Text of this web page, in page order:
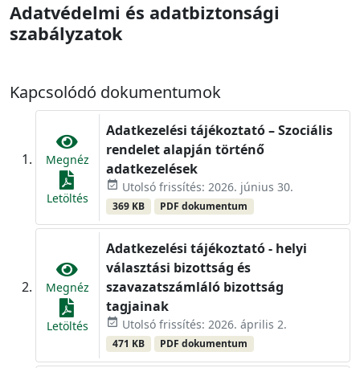
Adatvédelmi és adatbiztonsági
szabályzatok
Kapcsolódó dokumentumok
Megnéz
Letöltés
Adatkezelési tájékoztató – Szociális
rendelet alapján történő
adatkezelések
event_available Utolsó frissítés: 2026. június 30.
369 KB PDF dokumentum
Megnéz
Letöltés
Adatkezelési tájékoztató - helyi
választási bizottság és
szavazatszámláló bizottság
tagjainak
event_available Utolsó frissítés: 2026. április 2.
471 KB PDF dokumentum